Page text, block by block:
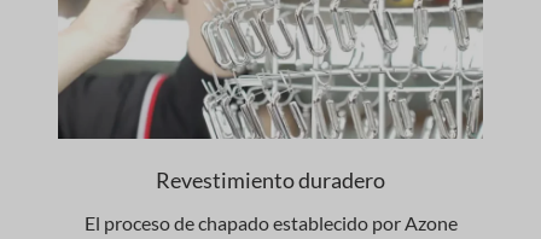
Revestimiento duradero
El proceso de chapado establecido por Azone